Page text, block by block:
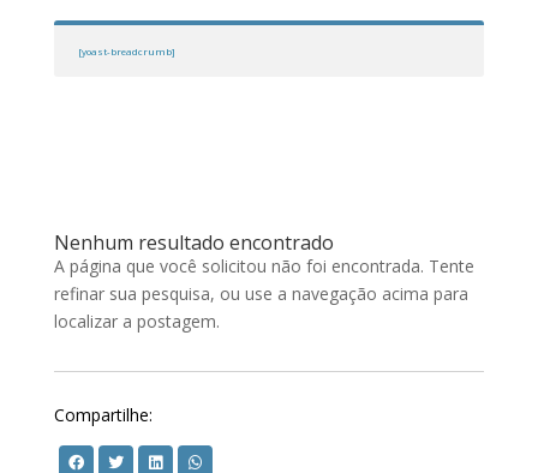
[yoast-breadcrumb]
Nenhum resultado encontrado
A página que você solicitou não foi encontrada. Tente
refinar sua pesquisa, ou use a navegação acima para
localizar a postagem.
Compartilhe: